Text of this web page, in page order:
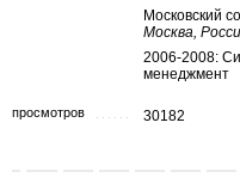
Московский
Москва,
2006-2008:
менеджмент
просмотров 30182